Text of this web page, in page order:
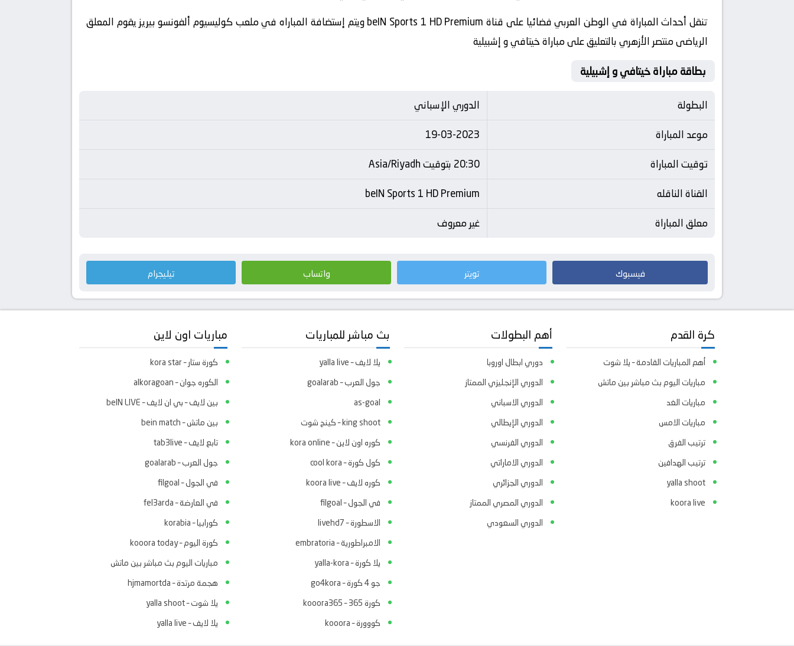
تنقل أحداث المباراة في الوطن العربي فضائيا على قناة beIN Sports 1 HD Premium ويتم إستضافة المباراه في ملعب كوليسيوم ألفونسو بيريز يقوم المعلق
الرياضى منتصر الأزهري بالتعليق على مباراة خيتافي و إشبيلية
بطاقة مباراة خيتافي و إشبيلية
البطولة
الدوري الإسباني
موعد المباراة
19-03-2023
توقيت المباراة
20:30 بتوقيت Asia/Riyadh
القناة الناقله
beIN Sports 1 HD Premium
معلق المباراة
غير معروف
فيسبوك تويتر واتساب تيليجرام
كرة القدم
أهم المباريات القادمة – يلا شوت
مباريات اليوم بث مباشر بين ماتش
مباريات الغد
مباريات الامس
ترتيب الفرق
ترتيب الهدافين
yalla shoot
koora live
أهم البطولات
دوري ابطال اوروبا
الدوري الإنجليزي الممتاز
الدوري الاسباني
الدوري الإيطالي
الدوري الفرنسي
الدوري الاماراتي
الدوري الجزائري
الدوري المصري الممتاز
الدوري السعودي
بث مباشر للمباريات
يلا لايف – yalla live
جول العرب – goalarab
as-goal
king shoot – كينج شوت
كوره اون لاين – kora online
كول كورة – cool kora
كوره لايف – koora live
في الجول – filgoal
الاسطورة – livehd7
الامبراطورية – embratoria
يلا كورة – yalla-kora
جو 4 كورة – go4kora
كورة 365 – kooora365
كووورة – kooora
مباريات اون لاين
كورة ستار – kora star
الكوره جوان – alkoragoan
بين لايف – بي ان لايف – beIN LIVE
بين ماتش – bein match
تابع لايف – tab3live
جول العرب – goalarab
في الجول – filgoal
في العارضة – fel3arda
كورابيا – korabia
كورة اليوم – kooora today
مباريات اليوم بث مباشر بين ماتش
هجمة مرتدة – hjmamortda
يلا شوت – yalla shoot
يلا لايف – yalla live